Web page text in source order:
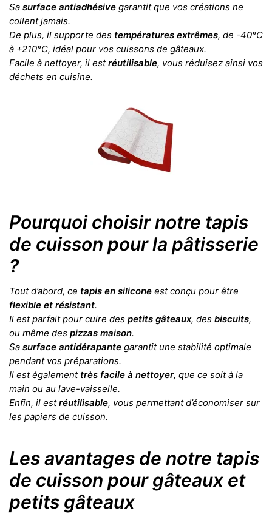
Sa surface antiadhésive garantit que vos créations ne
collent jamais.
De plus, il supporte des températures extrêmes, de -40°C
à +210°C, idéal pour vos cuissons de gâteaux.
Facile à nettoyer, il estréutilisable, vous réduisez ainsi vos
déchets en cuisine.
Pourquoi choisir notre tapis
de cuisson pour la pâtisserie
?
Tout d’abord, ce tapis en silicone est conçu pour être
flexible et résistant.
Il est parfait pour cuire des petits gâteaux, des biscuits,
ou même des pizzas maison.
Sa surface antidérapante garantit une stabilité optimale
pendant vos préparations.
Il est également très facile à nettoyer, que ce soit à la
main ou au lave-vaisselle.
Enfin, il estréutilisable, vous permettant d’économiser sur
les papiers de cuisson.
Les avantages de notre tapis
de cuisson pour gâteaux et
petits gâteaux